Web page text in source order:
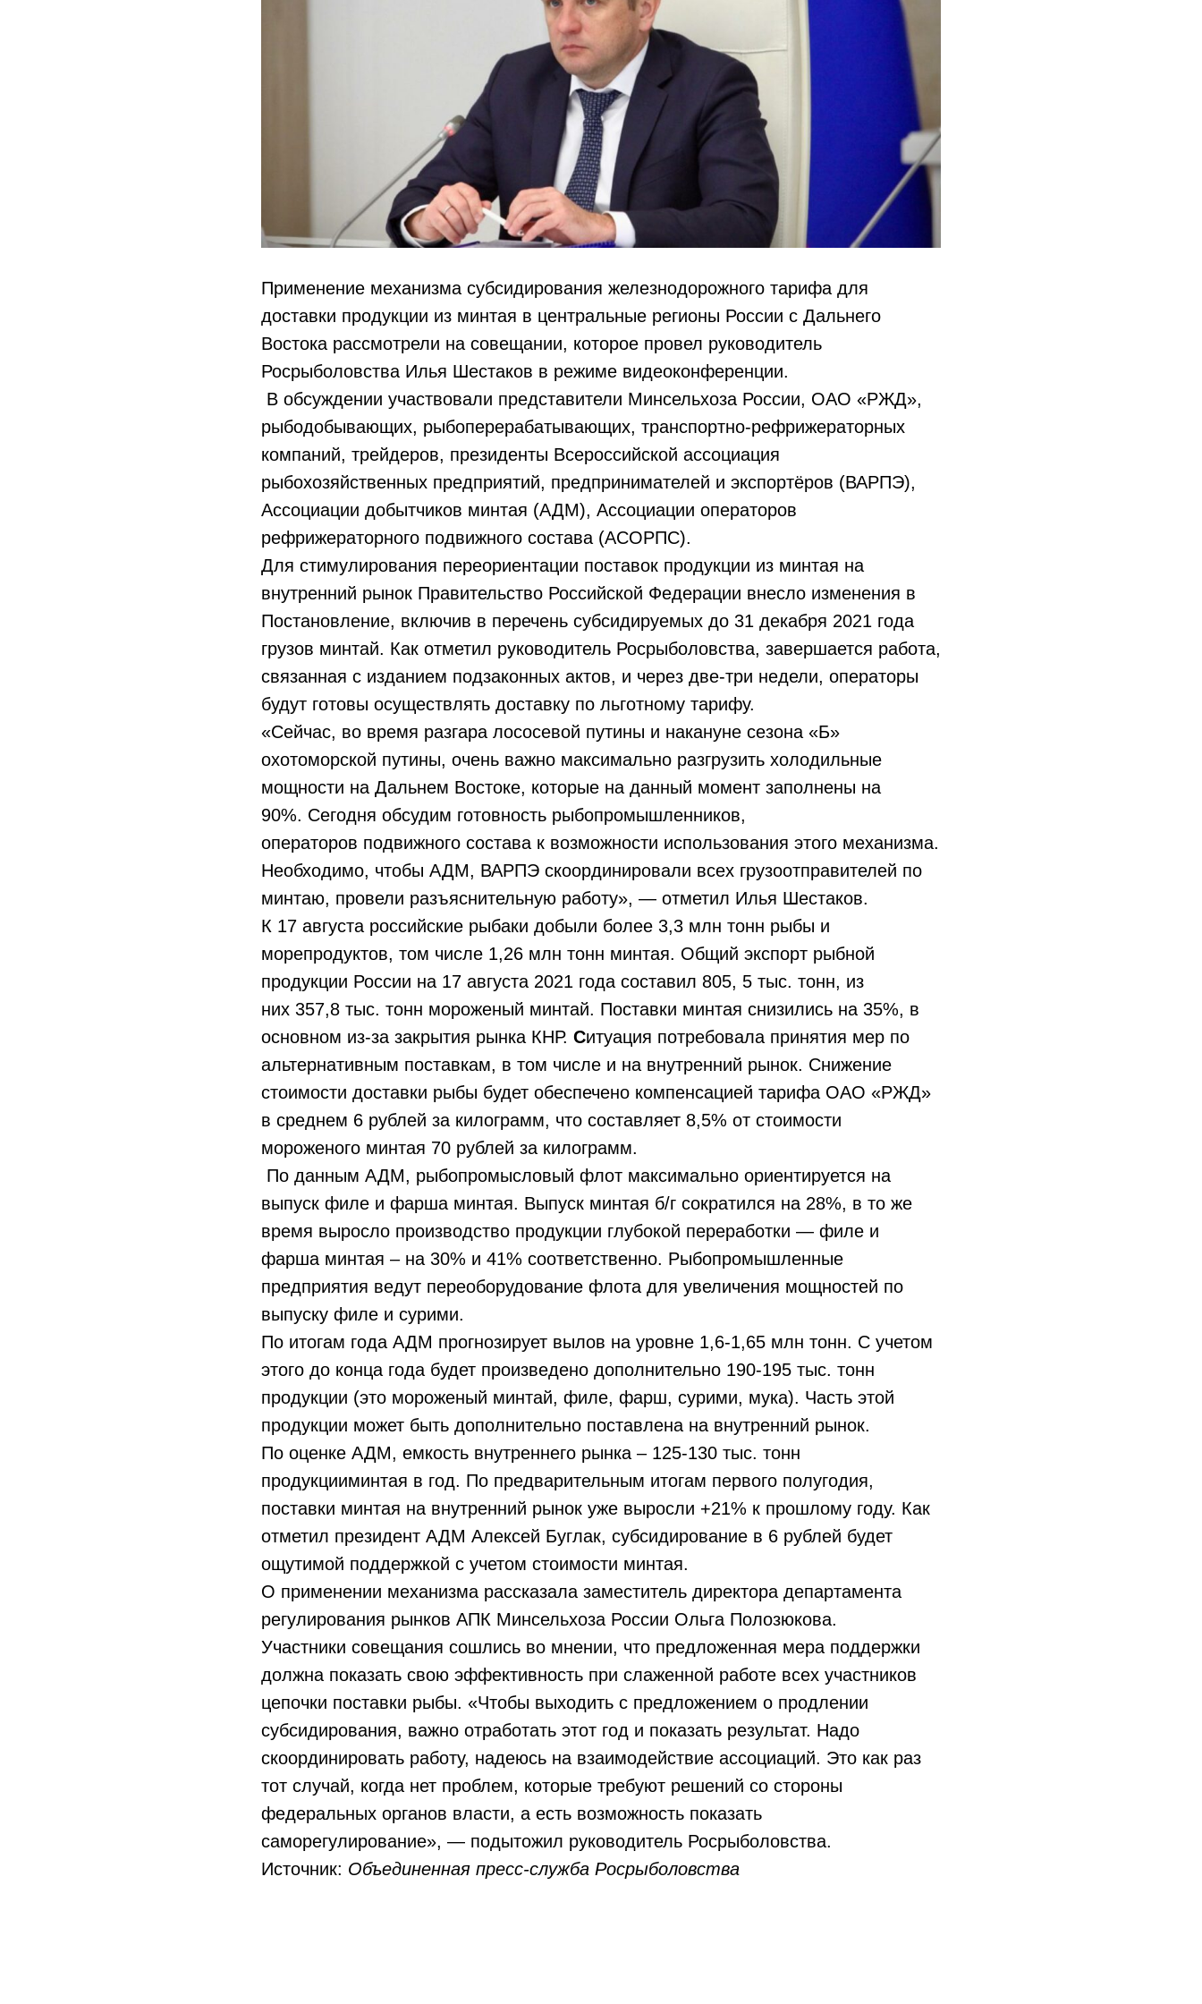
Применение механизма субсидирования железнодорожного тарифа для
доставки продукции из минтая в центральные регионы России с Дальнего
Востока рассмотрели на совещании, которое провел руководитель
Росрыболовства Илья Шестаков в режиме видеоконференции.
В обсуждении участвовали представители Минсельхоза России, ОАО «РЖД»,
рыбодобывающих, рыбоперерабатывающих, транспортно-рефрижераторных
компаний, трейдеров, президенты Всероссийской ассоциация
рыбохозяйственных предприятий, предпринимателей и экспортёров (ВАРПЭ),
Ассоциации добытчиков минтая (АДМ), Ассоциации операторов
рефрижераторного подвижного состава (АСОРПС).
Для стимулирования переориентации поставок продукции из минтая на
внутренний рынок Правительство Российской Федерации внесло изменения в
Постановление, включив в перечень субсидируемых до 31 декабря 2021 года
грузов минтай. Как отметил руководитель Росрыболовства, завершается работа,
связанная с изданием подзаконных актов, и через две-три недели, операторы
будут готовы осуществлять доставку по льготному тарифу.
«Сейчас, во время разгара лососевой путины и накануне сезона «Б»
охотоморской путины, очень важно максимально разгрузить холодильные
мощности на Дальнем Востоке, которые на данный момент заполнены на
90%. Сегодня обсудим готовность рыбопромышленников,
операторов подвижного состава к возможности использования этого механизма.
Необходимо, чтобы АДМ, ВАРПЭ скоординировали всех грузоотправителей по
минтаю, провели разъяснительную работу», — отметил Илья Шестаков.
К 17 августа российские рыбаки добыли более 3,3 млн тонн рыбы и
морепродуктов, том числе 1,26 млн тонн минтая. Общий экспорт рыбной
продукции России на 17 августа 2021 года составил 805, 5 тыс. тонн, из
них 357,8 тыс. тонн мороженый минтай. Поставки минтая снизились на 35%, в
основном из-за закрытия рынка КНР. Ситуация потребовала принятия мер по
альтернативным поставкам, в том числе и на внутренний рынок. Снижение
стоимости доставки рыбы будет обеспечено компенсацией тарифа ОАО «РЖД»
в среднем 6 рублей за килограмм, что составляет 8,5% от стоимости
мороженого минтая 70 рублей за килограмм.
По данным АДМ, рыбопромысловый флот максимально ориентируется на
выпуск филе и фарша минтая. Выпуск минтая б/г сократился на 28%, в то же
время выросло производство продукции глубокой переработки — филе и
фарша минтая – на 30% и 41% соответственно. Рыбопромышленные
предприятия ведут переоборудование флота для увеличения мощностей по
выпуску филе и сурими.
По итогам года АДМ прогнозирует вылов на уровне 1,6-1,65 млн тонн. С учетом
этого до конца года будет произведено дополнительно 190-195 тыс. тонн
продукции (это мороженый минтай, филе, фарш, сурими, мука). Часть этой
продукции может быть дополнительно поставлена на внутренний рынок.
По оценке АДМ, емкость внутреннего рынка – 125-130 тыс. тонн
продукцииминтая в год. По предварительным итогам первого полугодия,
поставки минтая на внутренний рынок уже выросли +21% к прошлому году. Как
отметил президент АДМ Алексей Буглак, субсидирование в 6 рублей будет
ощутимой поддержкой с учетом стоимости минтая.
О применении механизма рассказала заместитель директора департамента
регулирования рынков АПК Минсельхоза России Ольга Полозюкова.
Участники совещания сошлись во мнении, что предложенная мера поддержки
должна показать свою эффективность при слаженной работе всех участников
цепочки поставки рыбы. «Чтобы выходить с предложением о продлении
субсидирования, важно отработать этот год и показать результат. Надо
скоординировать работу, надеюсь на взаимодействие ассоциаций. Это как раз
тот случай, когда нет проблем, которые требуют решений со стороны
федеральных органов власти, а есть возможность показать
саморегулирование», — подытожил руководитель Росрыболовства.
Источник: Объединенная пресс-служба Росрыболовства